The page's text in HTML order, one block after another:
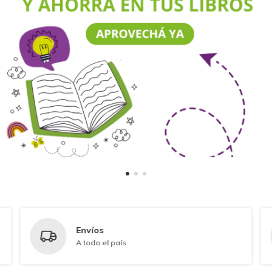
Envíos
A todo el país